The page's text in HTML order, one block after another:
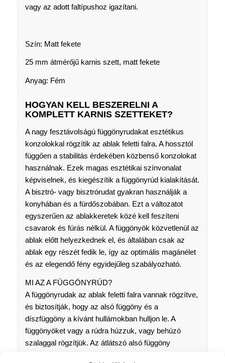
vagy az adott faltípushoz igazítani.
Szín: Matt fekete
25 mm átmérőjű karnis szett, matt fekete
Anyag: Fém
HOGYAN KELL BESZERELNI A
KOMPLETT KARNIS SZETTEKET?
A nagy fesztávolságú függönyrudakat esztétikus
konzolokkal rögzítik az ablak feletti falra. A hossztól
függően a stabilitás érdekében közbenső konzolokat
használnak. Ezek magas esztétikai színvonalat
képviselnek, és kiegészítik a függönyrúd kialakítását.
A bisztró- vagy bisztrórudat gyakran használják a
konyhában és a fürdőszobában. Ezt a változatot
egyszerűen az ablakkeretek közé kell feszíteni
csavarok és fúrás nélkül. A függönyök közvetlenül az
ablak előtt helyezkednek el, és általában csak az
ablak egy részét fedik le, így az optimális magánélet
és az elegendő fény egyidejűleg szabályozható.
MI AZ A FÜGGÖNYRÚD?
A függönyrudak az ablak feletti falra vannak rögzítve,
és biztosítják, hogy az alsó függöny és a
díszfüggöny a kívánt hullámokban hulljon le. A
függönyöket vagy a rúdra húzzuk, vagy behúzó
szalaggal rögzítjük. Az átlátszó alsó függöny